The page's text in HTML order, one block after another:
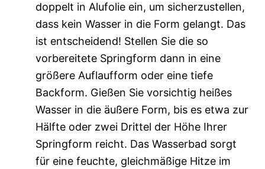
doppelt in Alufolie ein, um sicherzustellen,
dass kein Wasser in die Form gelangt. Das
ist entscheidend! Stellen Sie die so
vorbereitete Springform dann in eine
größere Auflaufform oder eine tiefe
Backform. Gießen Sie vorsichtig heißes
Wasser in die äußere Form, bis es etwa zur
Hälfte oder zwei Drittel der Höhe Ihrer
Springform reicht. Das Wasserbad sorgt
für eine feuchte, gleichmäßige Hitze im